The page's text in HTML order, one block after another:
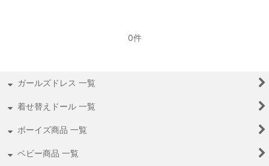
0件
ガールズドレス 一覧
着せ替えドール 一覧
ボーイズ商品 一覧
ベビー商品 一覧